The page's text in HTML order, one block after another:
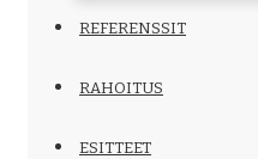
REFERENSSIT
RAHOITUS
ESITTEET